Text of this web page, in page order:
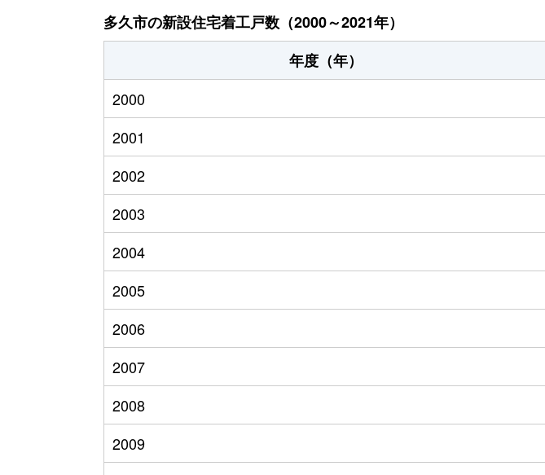
多久市の新設住宅着工戸数（2000～2021年）
年度（年）
2000
2001
2002
2003
2004
2005
2006
2007
2008
2009